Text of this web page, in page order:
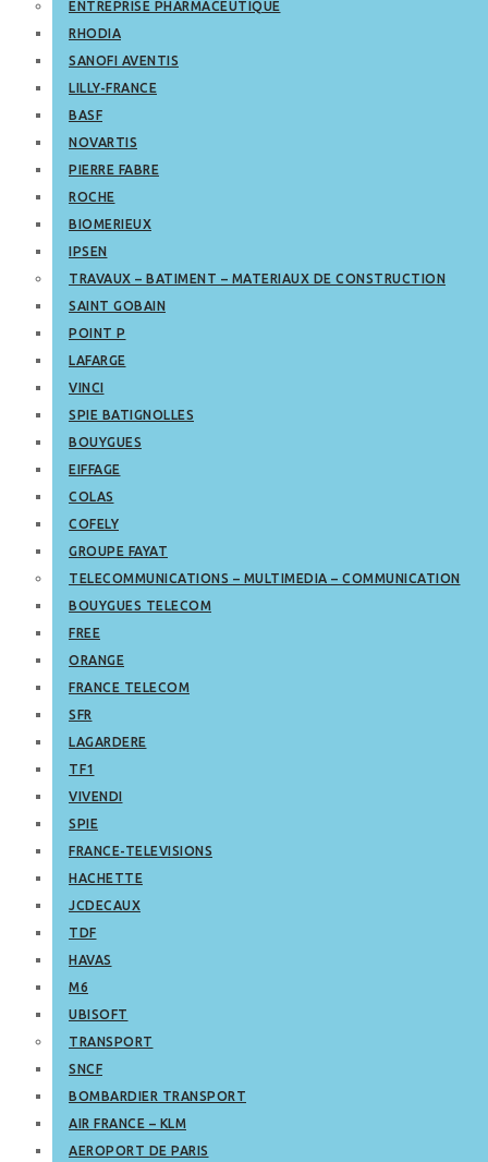
ENTREPRISE PHARMACEUTIQUE
RHODIA
SANOFI AVENTIS
LILLY-FRANCE
BASF
NOVARTIS
PIERRE FABRE
ROCHE
BIOMERIEUX
IPSEN
TRAVAUX – BATIMENT – MATERIAUX DE CONSTRUCTION
SAINT GOBAIN
POINT P
LAFARGE
VINCI
SPIE BATIGNOLLES
BOUYGUES
EIFFAGE
COLAS
COFELY
GROUPE FAYAT
TELECOMMUNICATIONS – MULTIMEDIA – COMMUNICATION
BOUYGUES TELECOM
FREE
ORANGE
FRANCE TELECOM
SFR
LAGARDERE
TF1
VIVENDI
SPIE
FRANCE-TELEVISIONS
HACHETTE
JCDECAUX
TDF
HAVAS
M6
UBISOFT
TRANSPORT
SNCF
BOMBARDIER TRANSPORT
AIR FRANCE – KLM
AEROPORT DE PARIS